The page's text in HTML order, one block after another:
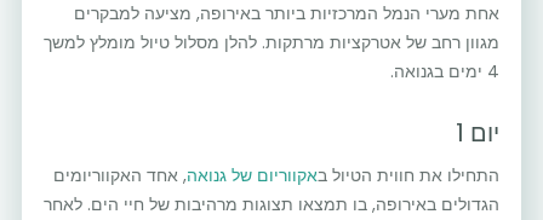
אחת מערי הנמל המרכזיות ביותר באירופה, מציעה למבקרים
מגוון רחב של אטרקציות מרתקות. להלן מסלול טיול מומלץ למשך
4 ימים בגנואה.
יום 1
התחילו את חווית הטיול באקווריום של גנואה, אחד האקווריומים
הגדולים באירופה, בו תמצאו תצוגות מרהיבות של חיי הים. לאחר